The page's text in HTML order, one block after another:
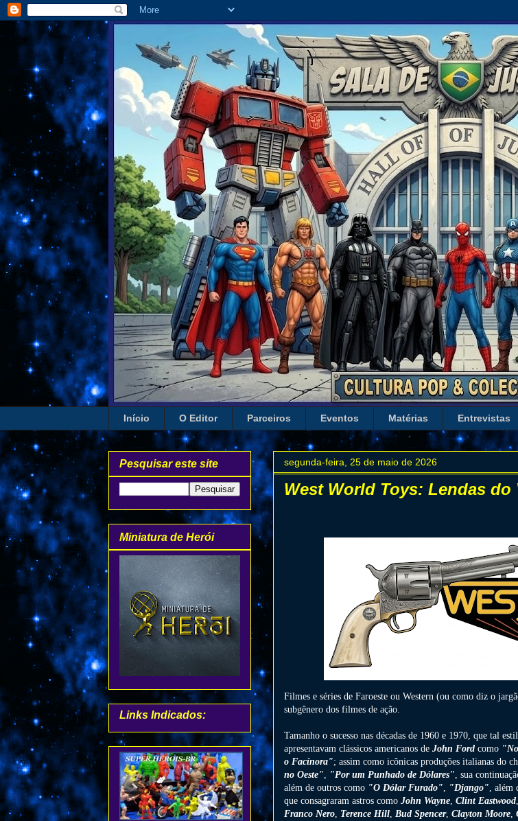
Início O Editor Parceiros Eventos Matérias Entrevistas
segunda-feira, 25 de maio de 2026
West World Toys: Lendas do
Filmes e séries de Faroeste ou Western (ou como diz o
subgênero dos filmes de ação.
Tamanho o sucesso nas décadas de 1960 e 1970, que tal
apresentavam clássicos americanos de John Ford como
o Facínora"; assim como icônicas produções italianas do
no Oeste"
"Por um Punhado de Dólares" , sua
além de outros como "O Dólar Furado" "Django" , além
que consagraram astros como John Wayne Clint Eastwood
Franco Nero Terence Hill Bud Spencer, Clayton Moore
Pesquisar este site
Miniatura de Herói
Links Indicados: